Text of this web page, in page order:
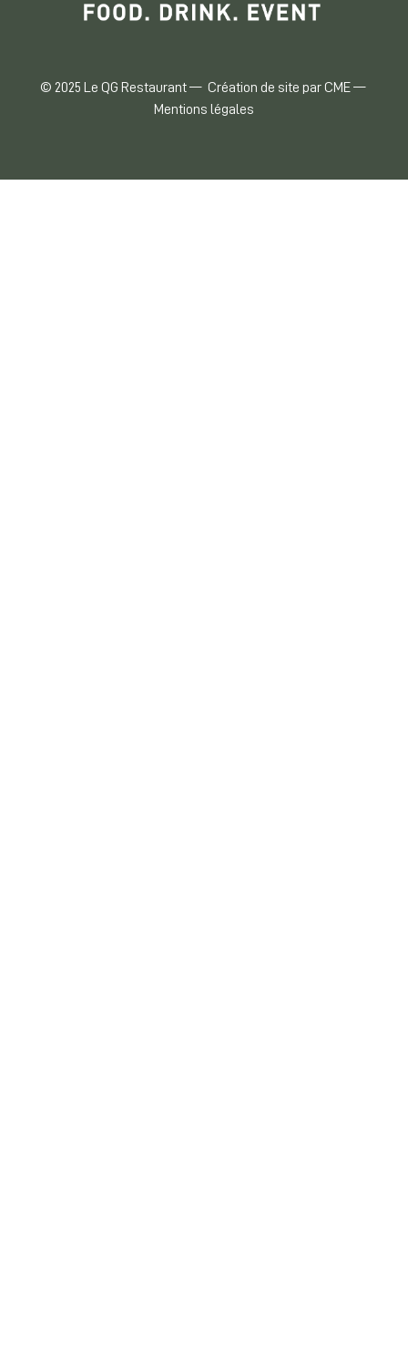
© 2025 Le QG Restaurant — Création de site par CME—
Mentions légales